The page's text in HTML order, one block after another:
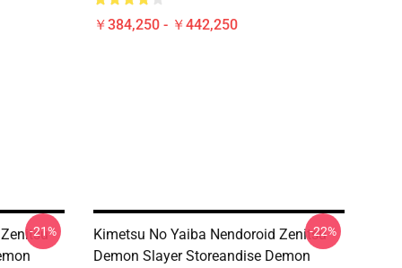
￥384,250 - ￥442,250
-21%
Kimetsu No Yaiba Nendoroid Zenitsu
Demon Slayer Storeandise Demon
-22%